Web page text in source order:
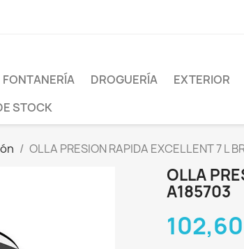
FONTANERÍA DROGUERÍA EXTERIOR
STOCK
OLLA PRESION RAPIDA EXCELLENT 7 L
OLLA
A185703